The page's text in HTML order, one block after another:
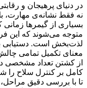
در دنیای پرهیجان و
نه فقط نشانه‌ی مهارت،
بسیاری از گیمرها
متوجه می‌شوند که این
معنای تکمیل تمامی
از کشتن تعداد مشخصی
کامل بر کنترل سلاح را
تا با بررسی دقیق